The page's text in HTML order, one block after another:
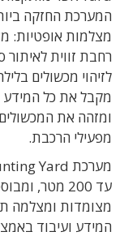
המערכת החזקה
מצלמות אופטיות:
רחבת זווית
לזיהוי מכשולים
מקבל את כל
ומזהה את המכשולים
מפעילי הרכבת.
עד 200 מטר,
מצומדות ומצלמה